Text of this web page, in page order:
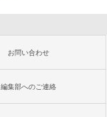
お問い合わせ
編集部へのご連絡